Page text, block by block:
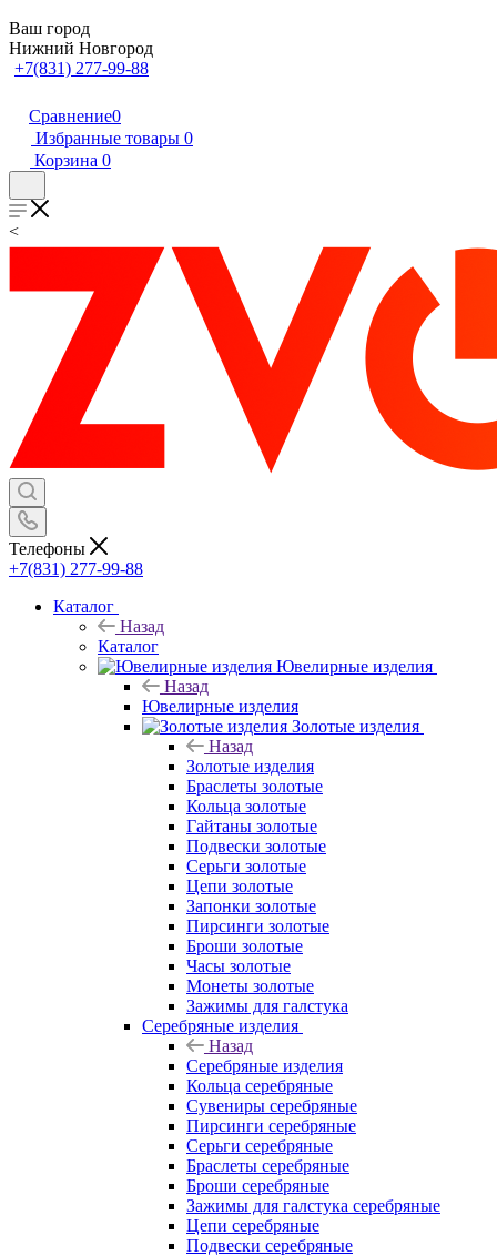
Ваш город
Нижний Новгород
+7(831) 277-99-88
Сравнение0
Избранные товары 0
Корзина 0
<
Телефоны
+7(831) 277-99-88
Каталог
Назад
Каталог
Ювелирные изделия
Назад
Ювелирные изделия
Золотые изделия
Назад
Золотые изделия
Браслеты золотые
Кольца золотые
Гайтаны золотые
Подвески золотые
Серьги золотые
Цепи золотые
Запонки золотые
Пирсинги золотые
Броши золотые
Часы золотые
Монеты золотые
Зажимы для галстука
Серебряные изделия
Назад
Серебряные изделия
Кольца серебряные
Сувениры серебряные
Пирсинги серебряные
Серьги серебряные
Браслеты серебряные
Броши серебряные
Зажимы для галстука серебряные
Цепи серебряные
Подвески серебряные